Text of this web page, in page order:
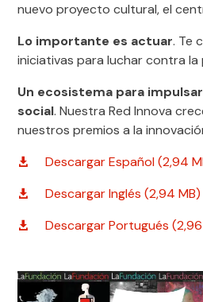
nuevo proyecto cultural, el
Lo importante es actuar. Te
iniciativas para luchar contra la
Un ecosistema para
social. Nuestra Red Innova
nuestros premios a la
Descargar Español (2,94
Descargar Inglés (2,94 MB)
Descargar Portugués (2,96